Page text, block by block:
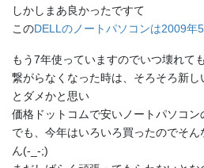
しかしまあ良かったですて
このDELLのノートパソコンは2009年
もう7年使っていますのでいつ壊れて
繋がらなくなった時は、そろそろ新
とダメかと思い
価格ドットコムで安いノートパソコ
でも、今年はいろいろ買ったのでそ
ん(-_-;)